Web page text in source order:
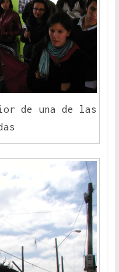
de una de las